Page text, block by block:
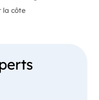
la côte